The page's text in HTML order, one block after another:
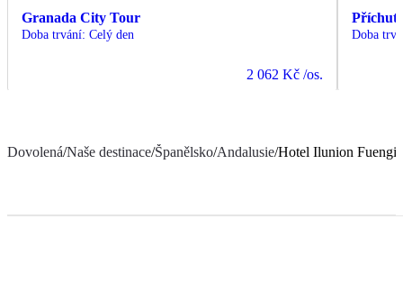
Granada City Tour
Doba trvání: Celý den
2 062 Kč /os.
Doba
Dovolená/Naše destinace/Španělsko/Andalusie/Hotel Ilunion